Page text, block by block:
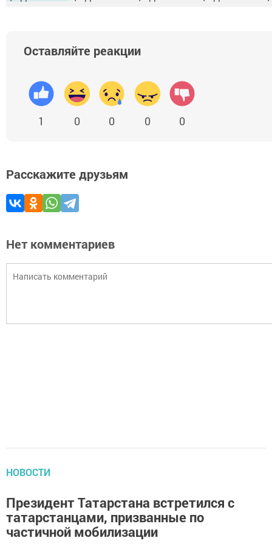
Оставляйте реакции
1 0 0 0 0
Расскажите друзьям
Нет комментариев
НОВОСТИ
Президент Татарстана встретился с
татарстанцами, призванные по
частичной мобилизации